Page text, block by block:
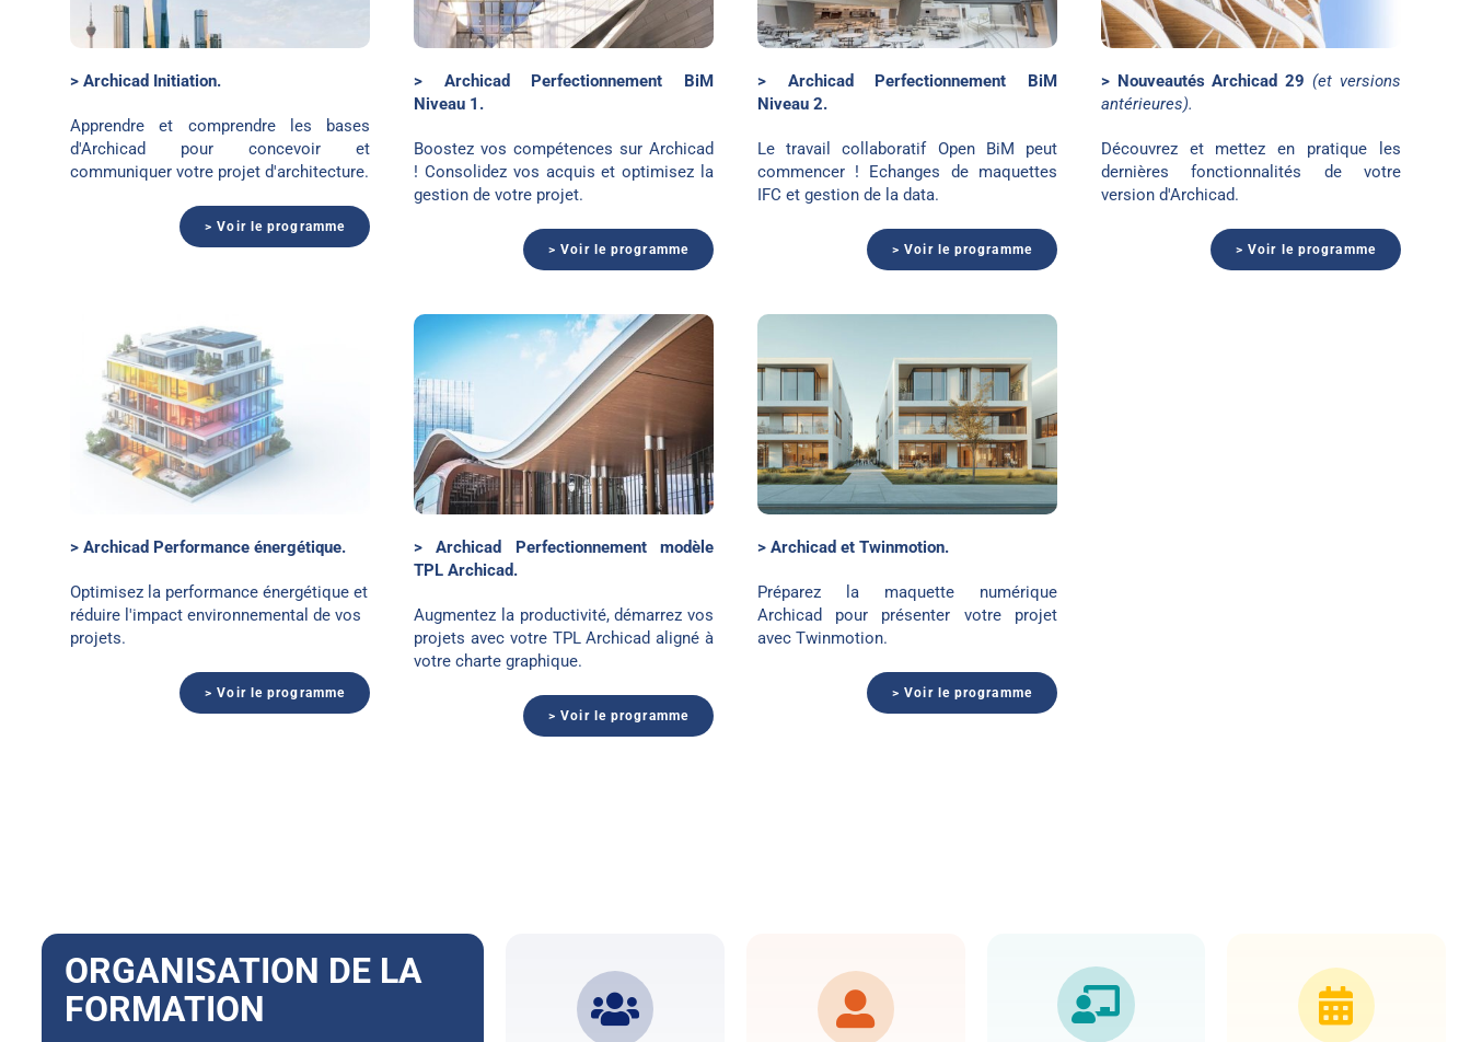
> Archicad Initiation.
Apprendre et comprendre les bases
d'Archicad pour concevoir et
communiquer votre projet d'architecture.
> Voir le programme
> Archicad Perfectionnement BiM
Niveau 1.
Boostez vos compétences sur Archicad
! Consolidez vos acquis et optimisez la
gestion de votre projet.
> Voir le programme
> Archicad Perfectionnement BiM
Niveau 2.
Le travail collaboratif Open BiM peut
commencer ! Echanges de maquettes
IFC et gestion de la data.
> Voir le programme
> Nouveautés Archicad 29(et versions
antérieures).
Découvrez et mettez en pratique les
dernières fonctionnalités de votre
version d'Archicad.
> Voir le programme
> Archicad Performance énergétique.
Optimisez la performance énergétique et
réduire l'impact environnemental de vos
projets.
> Voir le programme
Fichier TPL Archicad
> Archicad Perfectionnement modèle
TPL Archicad.
Augmentez la productivité, démarrez vos
projets avec votre TPL Archicad aligné à
votre charte graphique.
> Voir le programme
Archicad et Twinmotion
> Archicad et Twinmotion.
Préparez la maquette numérique
Archicad pour présenter votre projet
avec Twinmotion.
> Voir le programme
ORGANISATION DE LA
FORMATION